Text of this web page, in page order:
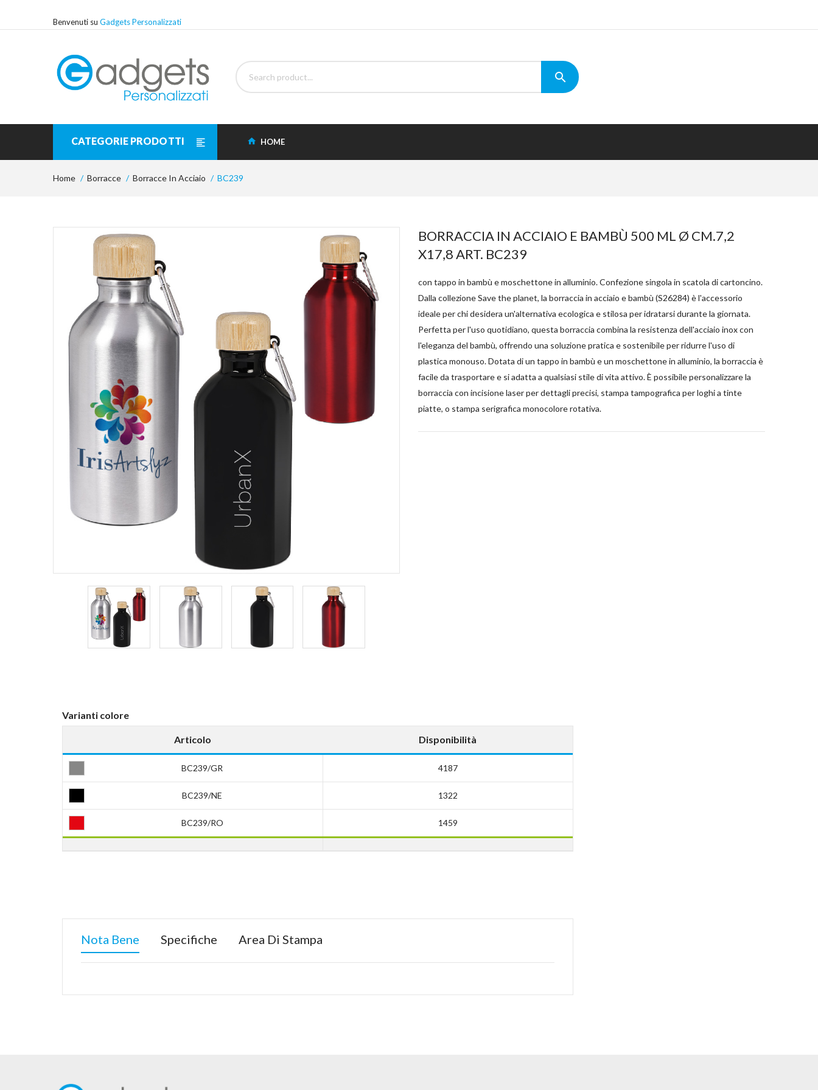
Benvenuti su Gadgets Personalizzati
CATEGORIE PRODOTTI HOME
Home Borracce Borracce In Acciaio BC239
BORRACCIA IN ACCIAIO E BAMBÙ 500 ML Ø CM.7,2
X17,8 ART. BC239
con tappo in bambù e moschettone in alluminio. Confezione singola in scatola di cartoncino.
Dalla collezione Save the planet, la borraccia in acciaio e bambù (S26284) è l'accessorio
ideale per chi desidera un'alternativa ecologica e stilosa per idratarsi durante la giornata.
Perfetta per l'uso quotidiano, questa borraccia combina la resistenza dell'acciaio inox con
l'eleganza del bambù, offrendo una soluzione pratica e sostenibile per ridurre l'uso di
plastica monouso. Dotata di un tappo in bambù e un moschettone in alluminio, la borraccia è
facile da trasportare e si adatta a qualsiasi stile di vita attivo. È possibile personalizzare la
borraccia con incisione laser per dettagli precisi, stampa tampografica per loghi a tinte
piatte, o stampa serigrafica monocolore rotativa.
Varianti colore
Articolo Disponibilità
BC239/GR 4187
BC239/NE 1322
BC239/RO 1459
Nota Bene Specifiche Area Di Stampa